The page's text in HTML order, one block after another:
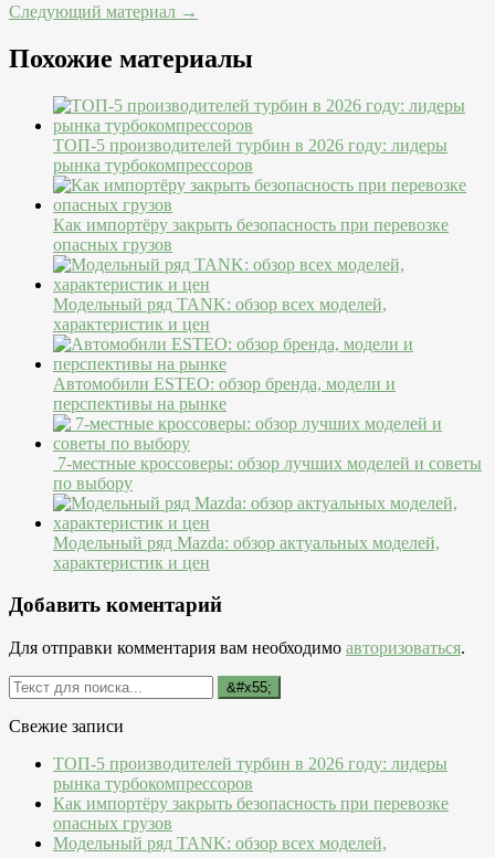
Следующий материал →
Похожие материалы
ТОП-5 производителей турбин в 2026 году: лидеры
рынка турбокомпрессоров
Как импортёру закрыть безопасность при перевозке
опасных грузов
Модельный ряд TANK: обзор всех моделей,
характеристик и цен
Автомобили ESTEO: обзор бренда, модели и
перспективы на рынке
7-местные кроссоверы: обзор лучших моделей и советы
по выбору
Модельный ряд Mazda: обзор актуальных моделей,
характеристик и цен
Добавить коментарий
Для отправки комментария вам необходимо авторизоваться.
Свежие записи
ТОП-5 производителей турбин в 2026 году: лидеры
рынка турбокомпрессоров
Как импортёру закрыть безопасность при перевозке
опасных грузов
Модельный ряд TANK: обзор всех моделей,